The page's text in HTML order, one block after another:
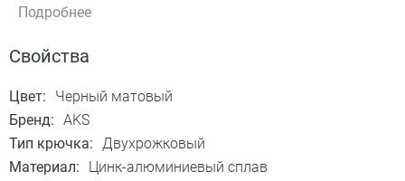
Цвет - черный матовый.
Подробнее
Свойства
Цвет:
Черный матовый
Бренд: AKS
Тип крючка: Двухрожковый
Материал:
Цинк-алюминиевый сплав